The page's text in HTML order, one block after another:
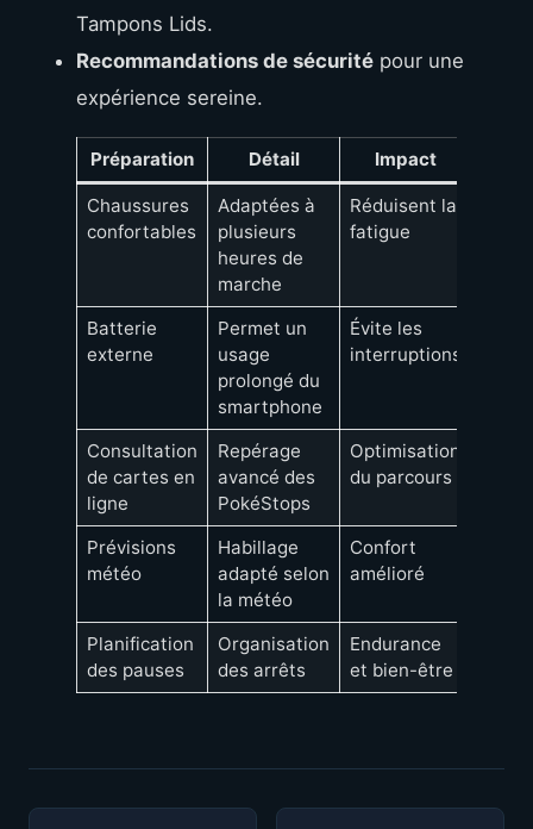
Tampons Lids.
Recommandations de sécurité pour une
expérience sereine.
Préparation Détail Impact
Chaussures
confortables
Adaptées à
plusieurs
heures de
marche
Réduisent la
fatigue
Batterie
externe
Permet un
usage
prolongé du
smartphone
Évite les
interruptions
Consultation
de cartes en
ligne
Repérage
avancé des
PokéStops
Optimisation
du parcours
Prévisions
météo
Habillage
adapté selon
la météo
Confort
amélioré
Planification
des pauses
Organisation
des arrêts
Endurance
et bien-être